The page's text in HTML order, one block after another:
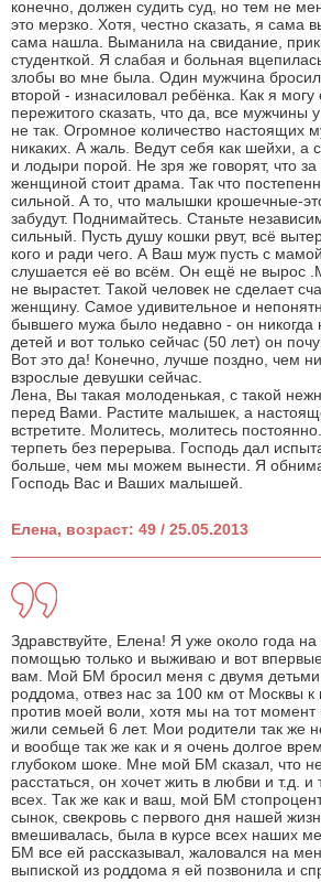
конечно, должен судить суд, но тем не
это мерзко. Хотя, честно сказать, я сама
сама нашла. Выманила на свидание,
студенткой. Я слабая и больная
злобы во мне была. Один мужчина
второй - изнасиловал ребёнка. Как я могу
пережитого сказать, что да, все мужчины
не так. Огромное количество настоящих
никаких. А жаль. Ведут себя как шейхи, а
и лодыри порой. Не зря же говорят, что
женщиной стоит драма. Так что
сильной. А то, что малышки крошечные-
забудут. Поднимайтесь. Станьте
сильный. Пусть душу кошки рвут, всё
кого и ради чего. А Ваш муж пусть с
слушается её во всём. Он ещё не вырос
не вырастет. Такой человек не сделает
женщину. Самое удивительное и
бывшего мужа было недавно - он
детей и вот только сейчас (50 лет) он
Вот это да! Конечно, лучше поздно, чем
взрослые девушки сейчас.
Лена, Вы такая молоденькая, с такой
перед Вами. Растите малышек, а
встретите. Молитесь, молитесь
терпеть без перерыва. Господь дал
больше, чем мы можем вынести. Я
Господь Вас и Ваших малышей.
Елена, возраст: 49 / 25.05.2013
Здравствуйте, Елена! Я уже около года на
помощью только и выживаю и вот
вам. Мой БМ бросил меня с двумя детьми
роддома, отвез нас за 100 км от Москвы
против моей воли, хотя мы на тот
жили семьей 6 лет. Мои родители так же
и вообще так же как и я очень долгое
глубоком шоке. Мне мой БМ сказал, что
расстаться, он хочет жить в любви и т.д.
всех. Так же как и ваш, мой БМ
сынок, свекровь с первого дня нашей
вмешивалась, была в курсе всех наших
БМ все ей рассказывал, жаловался на
выпиской из роддома я ей позвонила и